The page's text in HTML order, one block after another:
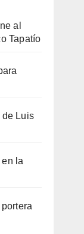
al
Tapatío
de Luis
la